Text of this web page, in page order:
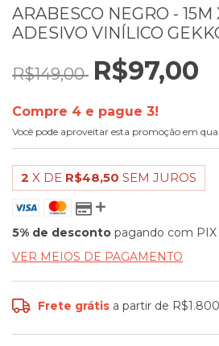
ARABESCO NEGRO - 15M
ADESIVO VINÍLICO
R$149,00 R$97,00
Compre 4 e pague 3!
Você pode aproveitar esta promoção em
2 X DE R$48,50 SEM JUROS
5% de desconto pagando com PIX
VER MEIOS DE PAGAMENTO
Frete grátis a partir de